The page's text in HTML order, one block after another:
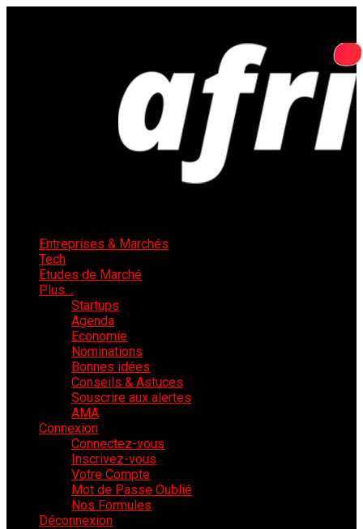
Entreprises & Marchés
Tech
Etudes de Marché
Plus…
Startups
Agenda
Economie
Nominations
Bonnes idées
Conseils & Astuces
Souscrire aux alertes
AMA
Connexion
Connectez-vous
Inscrivez-vous
Votre Compte
Mot de Passe Oublié
Nos Formules
Déconnexion